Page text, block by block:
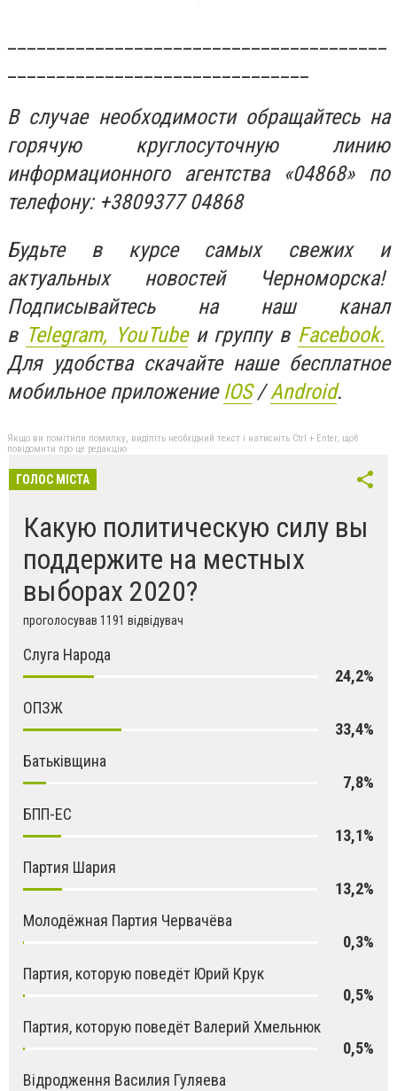
В случае необходимости обращайтесь на
горячую круглосуточную линию
информационного агентства «04868» по
телефону: +3809377 04868
Будьте в курсе самых свежих и
актуальных новостей Черноморска!
Подписывайтесь на наш канал
в Telegram, YouTubeи группу в Facebook.
Для удобства скачайте наше бесплатное
мобильное приложение IOS/Android.
Якщо ви помітили помилку, виділіть необхідний текст і натисніть Ctrl + Enter, щоб
повідомити про це редакцію
ГОЛОС МІСТА
Какую политическую силу вы
поддержите на местных
выборах 2020?
проголосував 1191 відвідувач
Слуга Народа
24,2%
ОПЗЖ
33,4%
Батьківщина
7,8%
БПП-ЕС
13,1%
Партия Шария
13,2%
Молодёжная Партия Червачёва
0,3%
Партия, которую поведёт Юрий Крук
0,5%
Партия, которую поведёт Валерий Хмельнюк
0,5%
Відродження Василия Гуляева